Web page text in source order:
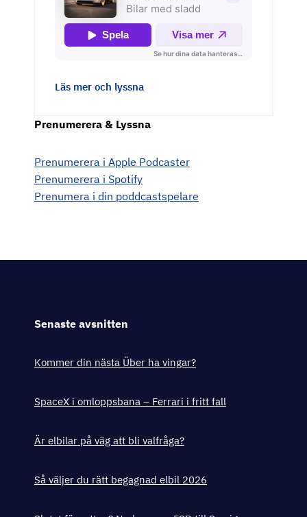
Läs mer och lyssna
Prenumerera & Lyssna
Prenumerera i Apple Podcaster
Prenumerera i Spotify
Prenumera i din poddcastspelare
Senaste avsnitten
Kommer din nästa Über ha vingar?
SpaceX i omloppsbana – Ferrari i fritt fall
Är elbilar på väg att bli valfråga?
Så väljer du rätt begagnad elbil 2026